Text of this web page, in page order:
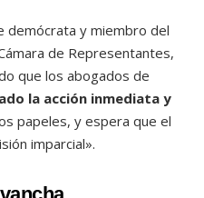
demócrata y miembro del
de Representantes,
que los abogados de
la acción inmediata y
papeles, y espera que el
imparcial».